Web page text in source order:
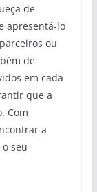
de
apresentá-lo
ou
de
em cada
que a
Com
a
seu